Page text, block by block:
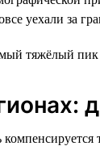
уехали за
тяжёлый